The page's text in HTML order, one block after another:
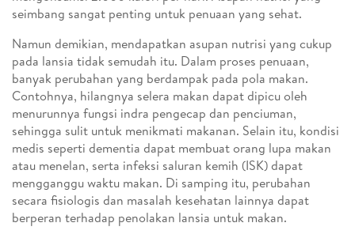
seimbang sangat penting untuk penuaan yang sehat.
Namun demikian, mendapatkan asupan nutrisi yang cukup
pada lansia tidak semudah itu. Dalam proses penuaan,
banyak perubahan yang berdampak pada pola makan.
Contohnya, hilangnya selera makan dapat dipicu oleh
menurunnya fungsi indra pengecap dan penciuman,
sehingga sulit untuk menikmati makanan. Selain itu, kondisi
medis seperti dementia dapat membuat orang lupa makan
atau menelan, serta infeksi saluran kemih (ISK) dapat
mengganggu waktu makan. Di samping itu, perubahan
secara fisiologis dan masalah kesehatan lainnya dapat
berperan terhadap penolakan lansia untuk makan.